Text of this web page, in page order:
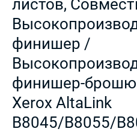
листов,
финишер /
финишер-
Xerox AltaLink
B8045/B8055/